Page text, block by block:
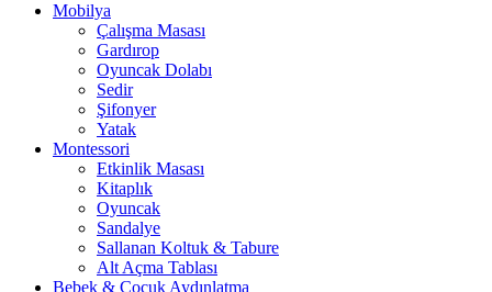
Mobilya
Çalışma Masası
Gardırop
⁠Oyuncak Dolabı
Sedir
Şifonyer
Yatak
Montessori
Etkinlik Masası
Kitaplık
Oyuncak
Sandalye
Sallanan Koltuk & Tabure
Alt Açma Tablası
Bebek & Çocuk Aydınlatma